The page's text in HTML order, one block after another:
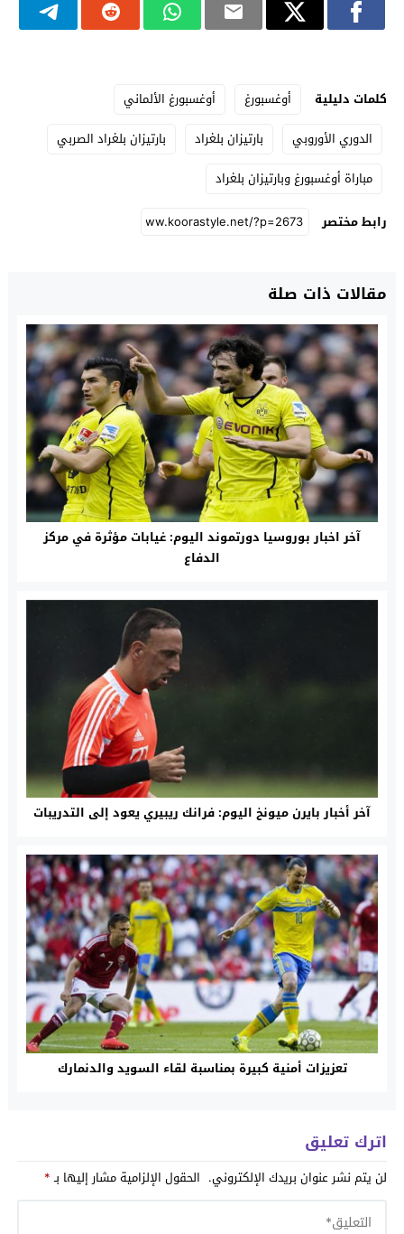
كلمات دليلية أوغسبورغ
أوغسبورغ الألماني
الدوري الأوروبي
بارتيزان بلغراد
بارتيزان بلغراد الصربي
مباراة أوغسبورغ وبارتيزان بلغراد
رابط مختصر
مقالات ذات صلة
آخر اخبار بوروسيا دورتموند اليوم: غيابات مؤثرة في مركز
الدفاع
آخر أخبار بايرن ميونخ اليوم: فرانك ريبيري يعود إلى التدريبات
تعزيزات أمنية كبيرة بمناسبة لقاء السويد والدنمارك
اترك تعليق
لن يتم نشر عنوان بريدك الإلكتروني. الحقول الإلزامية مشار إليها بـ*